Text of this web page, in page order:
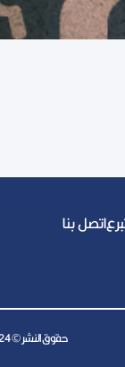
اتصل بنا
حقوق النشر © 2024 كريدولوجوس. كل الحقوق محفوظة.